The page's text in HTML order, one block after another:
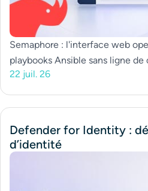
Semaphore : l'interface web
playbooks Ansible sans ligne de
22 juil. 26
Defender for Identity :
d’identité